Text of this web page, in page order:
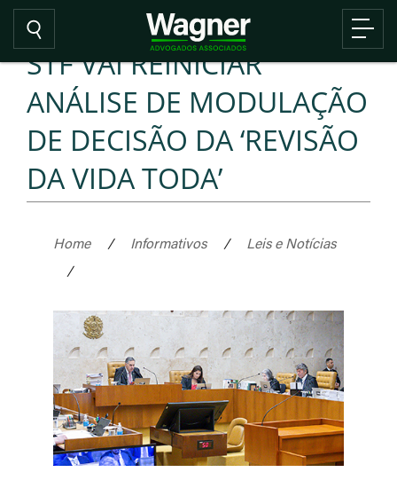
STF VAI REINICIAR
ANÁLISE DE MODULAÇÃO
DE DECISÃO DA ‘REVISÃO
DA VIDA TODA’
Home / Informativos /
Leis e Notícias
/